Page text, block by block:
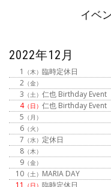
イベ
2022年12月
1 （木） 臨時定休日
2 （金）
3 （土）仁也 Birthday Event
4（日）仁也 Birthday Event
5 （月）
6 （火）
7 （水） 定休日
8 （木）
9 （金）
10 （土） MARIA DAY
11
臨時定休日